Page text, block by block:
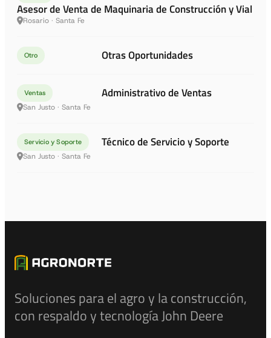
Asesor de Venta de Maquinaria de Construcción y Vial
Rosario · Santa Fe
Otro Otras Oportunidades
Ventas Administrativo de Ventas
San Justo · Santa Fe
Servicio y Soporte Técnico de Servicio y Soporte
San Justo · Santa Fe
Soluciones para el agro y la construcción,
con respaldo y tecnología John Deere